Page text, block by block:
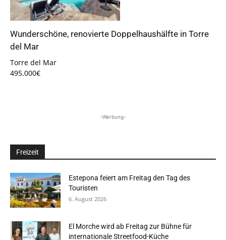
Wunderschöne, renovierte Doppelhaushälfte in Torre
del Mar
Torre del Mar
495.000€
-Werbung-
Freizeit
Estepona feiert am Freitag den Tag des
Touristen
6. August 2026
El Morche wird ab Freitag zur Bühne für
internationale Streetfood-Küche